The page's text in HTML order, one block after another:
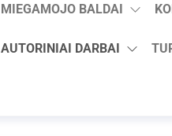
MIEGAMOJO BALDAI
AUTORINIAI DARBAI